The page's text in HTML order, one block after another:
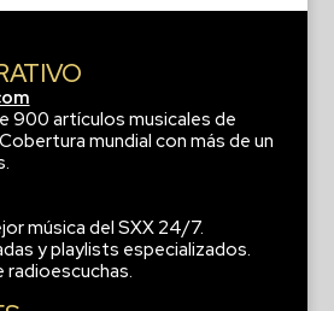
900 artículos musicales de
mundial con más de un
música del SXX 24/7.
y playlists especializados.
radioescuchas.